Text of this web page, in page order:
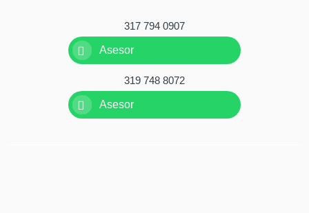
317 794 0907
Asesor
319 748 8072
Asesor